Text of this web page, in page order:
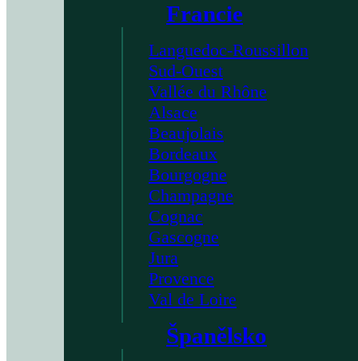
Francie
Languedoc-Roussillon
Sud-Ouest
Vallée du Rhône
Alsace
Beaujolais
Bordeaux
Bourgogne
Champagne
Cognac
Gascogne
Jura
Provence
Val de Loire
Španělsko